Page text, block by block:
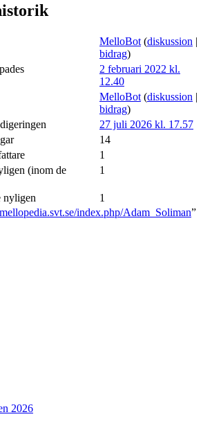
MelloBot (diskussion |
bidrag)
2 februari 2022 kl.
12.40
MelloBot (diskussion |
bidrag)
27 juli 2026 kl. 17.57
14
1
(inom de
1
nyligen
1
index.php/Adam_Soliman”
2026